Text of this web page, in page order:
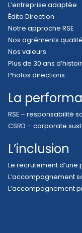
L’entreprise adaptée
Édito Direction
Notre approche RSE
Nos agréments qualité
Nos valeurs
Plus de 30 ans
Photos directions
La
RSE – responsabilité
CSRD – corporate
L’inclusion
Le recrutement
L’accompagnement
L’accompagnement